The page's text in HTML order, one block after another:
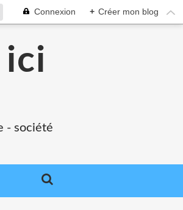
Connexion + Créer mon blog
ici
- société